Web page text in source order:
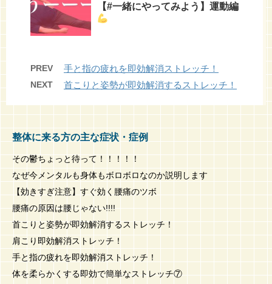
【#一緒にやってみよう】運動編
PREV 手と指の疲れを即効解消ストレッチ！
NEXT 首こりと姿勢が即効解消するストレッチ！
整体に来る方の主な症状・症例
その鬱ちょっと待って！！！！！
なぜ今メンタルも身体もボロボロなのか説明します
【効きすぎ注意】すぐ効く腰痛のツボ
腰痛の原因は腰じゃない!!!!
首こりと姿勢が即効解消するストレッチ！
肩こり即効解消ストレッチ！
手と指の疲れを即効解消ストレッチ！
体を柔らかくする即効で簡単なストレッチ⑦